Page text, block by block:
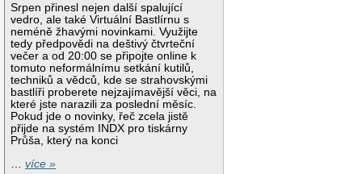
Srpen přinesl nejen další spalující
vedro, ale také Virtuální Bastlírnu s
neméně žhavými novinkami. Využijte
tedy předpovědi na deštivý čtvrteční
večer a od 20:00 se připojte online k
tomuto neformálnímu setkání kutilů,
techniků a vědců, kde se strahovskými
bastlíři proberete nejzajímavější věci, na
které jste narazili za poslední měsíc.
Pokud jde o novinky, řeč zcela jistě
přijde na systém INDX pro tiskárny
Průša, který na konci
…více »